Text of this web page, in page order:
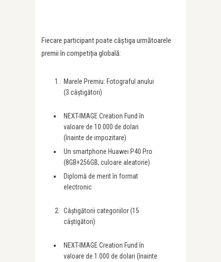
Fiecare participant poate câștiga următoarele
premii în competiția globală:
Marele Premiu: Fotograful anului
(3 câștigători)
NEXT-IMAGE Creation Fund în
valoare de 10.000 de dolari
(înainte de impozitare)
Un smartphone Huawei P40 Pro
(8GB+256GB, culoare aleatorie)
Diplomă de merit în format
electronic
Câștigătorii categoriilor (15
câștigători)
NEXT-IMAGE Creation Fund în
valoare de 1.000 de dolari (înainte